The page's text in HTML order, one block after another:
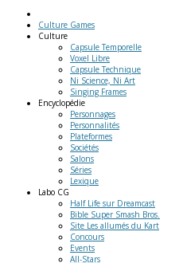
Culture Games
Culture
Capsule Temporelle
Voxel Libre
Capsule Technique
Ni Science, Ni Art
Singing Frames
Encyclopédie
Personnages
Personnalités
Plateformes
Sociétés
Salons
Séries
Lexique
Labo CG
Half Life sur Dreamcast
Bible Super Smash Bros.
Site Les allumés du Kart
Concours
Events
All-Stars